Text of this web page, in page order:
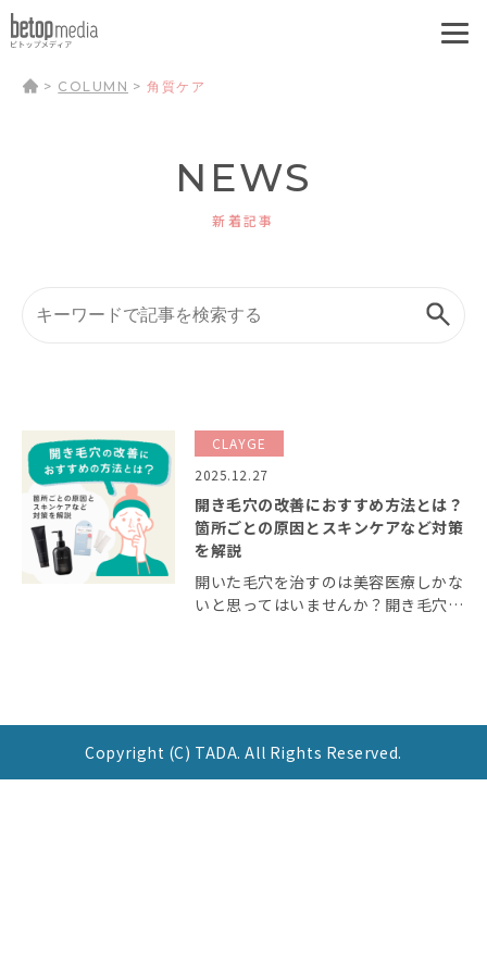
> COLUMN >角質ケア
NEWS
新着記事
CLAYGE
2025.12.27
開き毛穴の改善におすすめ方法とは？
箇所ごとの原因とスキンケアなど対策
を解説
開いた毛穴を治すのは美容医療しかな
いと思ってはいませんか？開き毛穴は
Copyright (C) TADA. All Rights Reserved.